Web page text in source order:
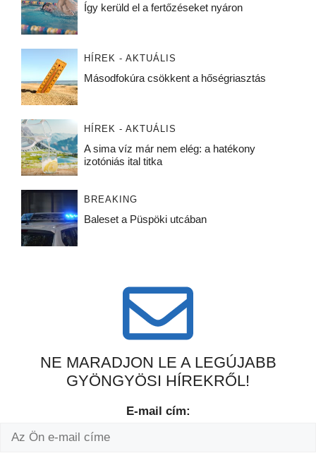
Így kerüld el a fertőzéseket nyáron
HÍREK - AKTUÁLIS
Másodfokúra csökkent a hőségriasztás
HÍREK - AKTUÁLIS
A sima víz már nem elég: a hatékony
izotóniás ital titka
BREAKING
Baleset a Püspöki utcában
NE MARADJON LE A LEGÚJABB
GYÖNGYÖSI HÍREKRŐL!
E-mail cím: